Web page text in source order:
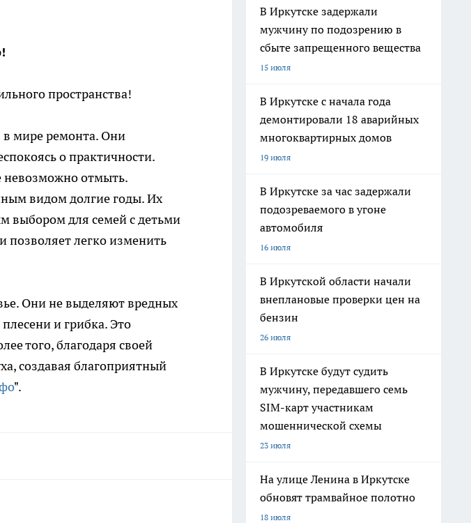
пространства!
в мире ремонта. Они
о практичности.
невозможно отмыть.
видом долгие годы. Их
выбором для семей с детьми
легко изменить
Они не выделяют вредных
и грибка. Это
того, благодаря своей
создавая благоприятный
".
В Иркутске задержали
мужчину по подозрению в
сбыте запрещенного вещества
15 июля
В Иркутске с начала года
демонтировали 18 аварийных
многоквартирных домов
19 июля
В Иркутске за час задержали
подозреваемого в угоне
автомобиля
16 июля
В Иркутской области начали
внеплановые проверки цен на
бензин
26 июля
В Иркутске будут судить
мужчину, передавшего семь
SIM-карт участникам
мошеннической схемы
23 июля
На улице Ленина в Иркутске
обновят трамвайное полотно
18 июля